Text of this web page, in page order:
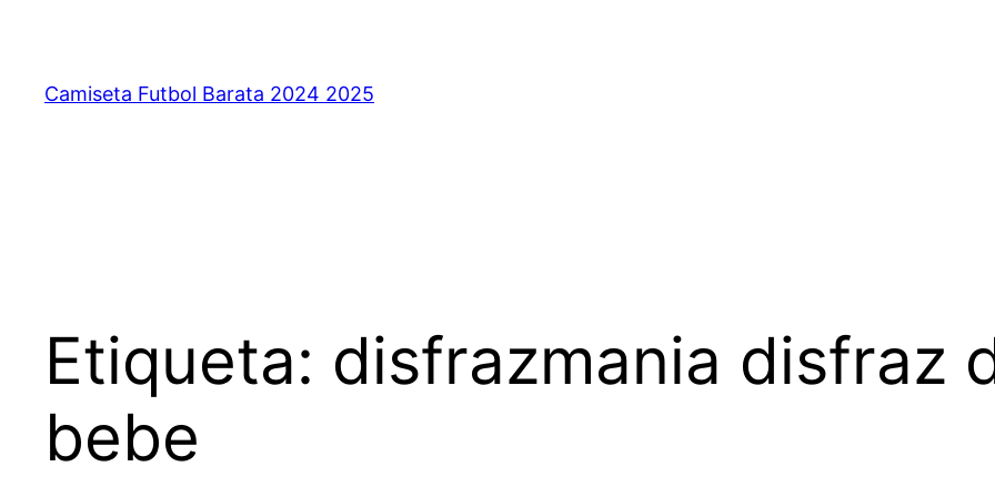
contenido
Camiseta Futbol Barata 2024 2025
Etiqueta: disfrazmania disfraz
bebe